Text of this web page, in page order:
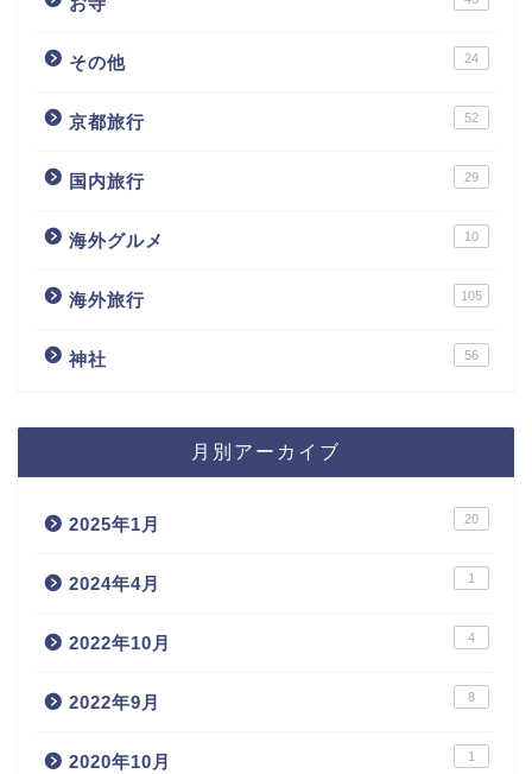
その他 24
京都旅行 52
国内旅行 29
海外グルメ 10
海外旅行 105
神社 56
月別アーカイブ
2025年1月 20
2024年4月 1
2022年10月 4
2022年9月 8
2020年10月 1